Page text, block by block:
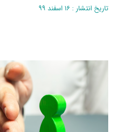
تاریخ انتشار : ۱۶ اسفند ۹۹